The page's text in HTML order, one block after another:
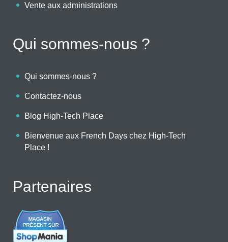
Vente aux administrations
Qui sommes-nous ?
Qui sommes-nous ?
Contactez-nous
Blog High-Tech Place
Bienvenue aux French Days chez High-Tech
Place !
Partenaires